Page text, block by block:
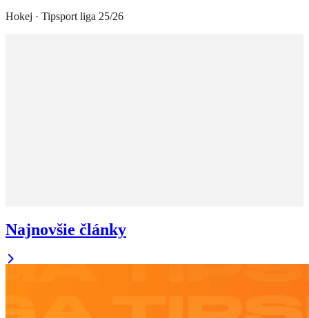
Hokej · Tipsport liga 25/26
Najnovšie články